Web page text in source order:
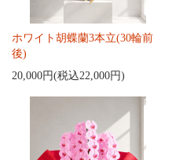
ホワイト胡蝶蘭3本立(30輪前
後)
20,000円(税込22,000円)